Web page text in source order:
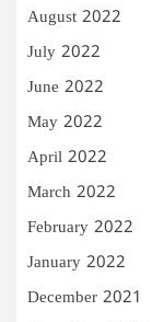
August 2022
July 2022
June 2022
May 2022
April 2022
March 2022
February 2022
January 2022
December 2021